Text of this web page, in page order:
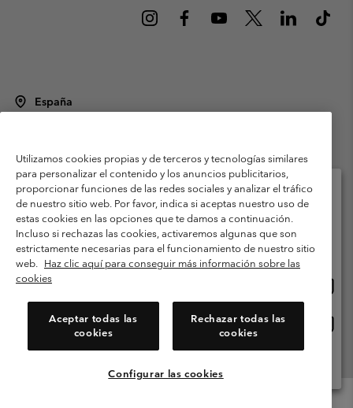
España
Condiciones de uso
Terminos de Venta
Garantía
Política de Privacidad
Términos y condiciones del programa de miembros
Términos De Uso Del Contenido Generado Por Los Usuarios
Impressum
Cookies Public CBCR
Servicio al cliente: Lu. - Vi. de 9:00 a 13:00 y de 14:00 a 18:00
Utilizamos cookies propias y de terceros y tecnologías similares
para personalizar el contenido y los anuncios publicitarios,
proporcionar funciones de las redes sociales y analizar el tráfico
de nuestro sitio web. Por favor, indica si aceptas nuestro uso de
estas cookies en las opciones que te damos a continuación.
Incluso si rechazas las cookies, activaremos algunas que son
estrictamente necesarias para el funcionamiento de nuestro sitio
web. Haz clic aquí para conseguir más información sobre las
cookies
Aceptar todas las
cookies
Rechazar todas las
cookies
Configurar las cookies
Selecciona tu país e idioma envío
Compras en línea disponibles
línea
España
Ver Todos Los Países